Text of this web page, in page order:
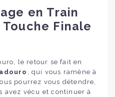
en Train
Finale
le retour se fait en
, qui vous ramène à
pourrez vous détendre,
avez vécu et continuer à